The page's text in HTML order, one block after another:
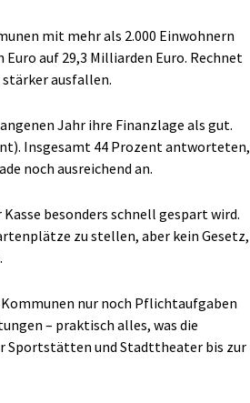
mit mehr als 2.000 Einwohnern
auf 29,3 Milliarden Euro. Rechnet
ausfallen.
Jahr ihre Finanzlage als gut.
Insgesamt 44 Prozent antworteten,
noch ausreichend an.
besonders schnell gespart wird.
zu stellen, aber kein Gesetz,
nur noch Pflichtaufgaben
– praktisch alles, was die
Sportstätten und Stadttheater bis zur